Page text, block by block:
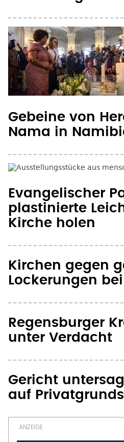
Gebeine von
Nama in
Evangelischer
plastinierte
Kirche holen
Kirchen gegen
Lockerungen
Regensburger
unter Verdacht
Gericht
auf